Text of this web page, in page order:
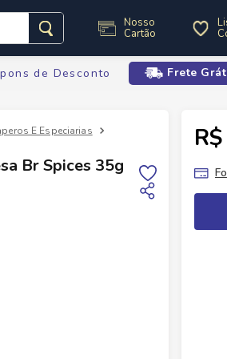
Nosso
Cartão
de Desconto Frete
E Especiarias Ervas E Especiarias
Br Spices 35g